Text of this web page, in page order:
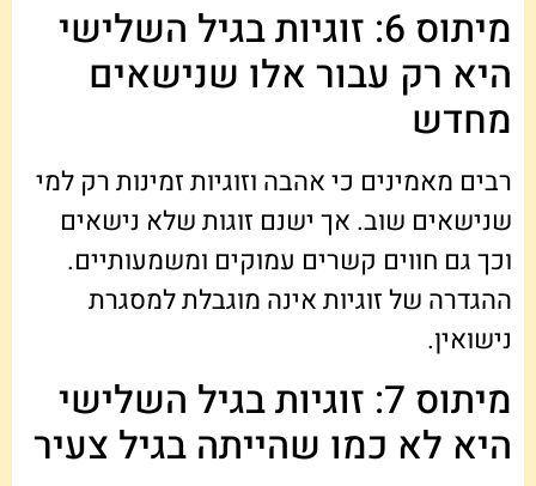
מיתוס 6: זוגיות בגיל השלישי
היא רק עבור אלו שנישאים
מחדש
רבים מאמינים כי אהבה וזוגיות זמינות רק למי
שנישאים שוב. אך ישנם זוגות שלא נישאים
וכך גם חווים קשרים עמוקים ומשמעותיים.
ההגדרה של זוגיות אינה מוגבלת למסגרת
נישואין.
מיתוס 7: זוגיות בגיל השלישי
היא לא כמו שהייתה בגיל צעיר